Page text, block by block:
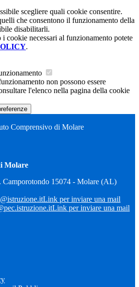
scegliere quali cookie consentire.
che consentono il funzionamento della
disabilitarli.
i cookie necessari al funzionamento potete
.
non possono essere
l'elenco nella pagina della cookie
Comprensivo di Molare
Molare
Camporotondo 15074 - Molare (AL)
Link per inviare una mail
Link per inviare una mail